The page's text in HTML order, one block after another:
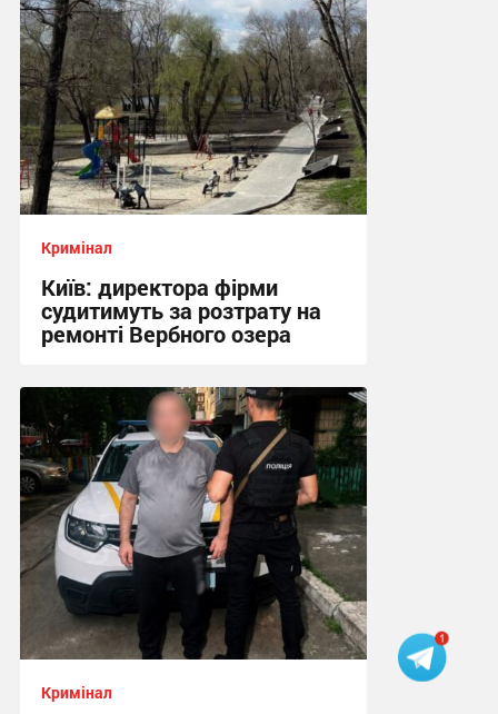
Кримінал
Київ: директора фірми
судитимуть за розтрату на
ремонті Вербного озера
11:18 сьогодні
Кримінал